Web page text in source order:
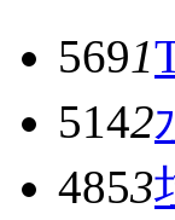
5691
5142
4853